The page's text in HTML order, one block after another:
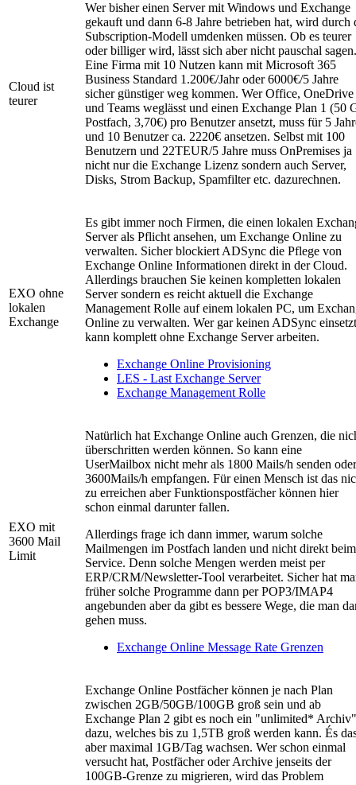
Cloud ist
teurer
Wer bisher einen Server mit Windows und Exchange
gekauft und dann 6-8 Jahre betrieben hat, wird durch
Subscription-Modell umdenken müssen. Ob es teurer
oder billiger wird, lässt sich aber nicht pauschal sagen.
Eine Firma mit 10 Nutzen kann mit Microsoft 365
Business Standard 1.200€/Jahr oder 6000€/5 Jahre
sicher günstiger weg kommen. Wer Office, OneDrive
und Teams weglässt und einen Exchange Plan 1 (50
Postfach, 3,70€) pro Benutzer ansetzt, muss für 5
und 10 Benutzer ca. 2220€ ansetzen. Selbst mit 100
Benutzern und 22TEUR/5 Jahre muss OnPremises ja
nicht nur die Exchange Lizenz sondern auch Server,
Disks, Strom Backup, Spamfilter etc. dazurechnen.
EXO ohne
lokalen
Exchange
Es gibt immer noch Firmen, die einen lokalen
Server als Pflicht ansehen, um Exchange Online zu
verwalten. Sicher blockiert ADSync die Pflege von
Exchange Online Informationen direkt in der Cloud.
Allerdings brauchen Sie keinen kompletten lokalen
Server sondern es reicht aktuell die Exchange
Management Rolle auf einem lokalen PC, um
Online zu verwalten. Wer gar keinen ADSync
kann komplett ohne Exchange Server arbeiten.
Exchange Online Provisioning
LES - Last Exchange Server
Exchange Management Rolle
EXO mit
3600 Mail
Limit
Natürlich hat Exchange Online auch Grenzen, die
überschritten werden können. So kann eine
UserMailbox nicht mehr als 1800 Mails/h senden oder
3600Mails/h empfangen. Für einen Mensch ist das
zu erreichen aber Funktionspostfächer können hier
schon einmal darunter fallen.
Allerdings frage ich dann immer, warum solche
Mailmengen im Postfach landen und nicht direkt beim
Service. Denn solche Mengen werden meist per
ERP/CRM/Newsletter-Tool verarbeitet. Sicher hat
früher solche Programme dann per POP3/IMAP4
angebunden aber da gibt es bessere Wege, die man
gehen muss.
Exchange Online Message Rate Grenzen
Exchange Online Postfächer können je nach Plan
zwischen 2GB/50GB/100GB groß sein und ab
Exchange Plan 2 gibt es noch ein "unlimited* Archiv"
dazu, welches bis zu 1,5TB groß werden kann. És
aber maximal 1GB/Tag wachsen. Wer schon einmal
versucht hat, Postfächer oder Archive jenseits der
100GB-Grenze zu migrieren, wird das Problem